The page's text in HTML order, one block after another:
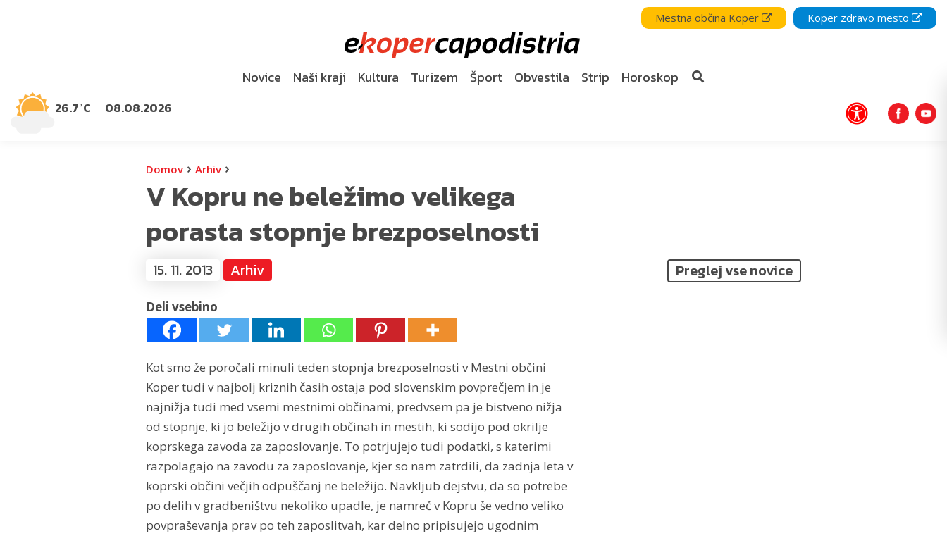
Mestna občina Koper Koper zdravo mesto
26.7°C 08.08.2026
Novice Naši kraji Kultura Turizem Šport Obvestila Strip Horoskop
Domov › Arhiv ›
V Kopru ne beležimo velikega
porasta stopnje brezposelnosti
15. 11. 2013 Arhiv Preglej vse novice
Deli vsebino
Kot smo že poročali minuli teden stopnja brezposelnosti v Mestni občini
Koper tudi v najbolj kriznih časih ostaja pod slovenskim povprečjem in je
najnižja tudi med vsemi mestnimi občinami, predvsem pa je bistveno nižja
od stopnje, ki jo beležijo v drugih občinah in mestih, ki sodijo pod okrilje
koprskega zavoda za zaposlovanje. To potrjujejo tudi podatki, s katerimi
razpolagajo na zavodu za zaposlovanje, kjer so nam zatrdili, da zadnja leta v
koprski občini večjih odpuščanj ne beležijo. Navkljub dejstvu, da so potrebe
po delih v gradbeništvu nekoliko upadle, je namreč v Kopru še vedno veliko
povpraševanja prav po teh zaposlitvah, kar delno pripisujejo ugodnim